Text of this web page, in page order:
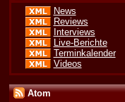
News
Reviews
Interviews
Live-Berichte
Terminkalender
Videos
Atom